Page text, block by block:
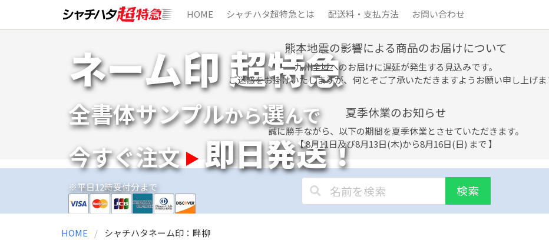
HOME シャチハタ超特急とは 配送料・支払方法 お問い合わせ
ネーム印 超特急
全書体サンプルから選んで
今すぐ注文 即日発送！
※平日12時受付分まで
熊本地震の影響による商品のお届けについて
九州全域へのお届けに遅延が発生する見込みです。
ご迷惑をお掛けいたしますが、何とぞご了承いただきますようお願い申し上げま
夏季休業のお知らせ
誠に勝手ながら、以下の期間を夏季休業とさせていただきます。
【 8月11日及び8月13日(木)から8月16日(日) まで 】
検索
HOME シャチハタネーム印：畔柳